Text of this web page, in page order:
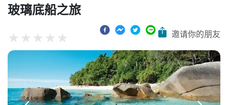
玻璃底船之旅
邀请你的朋友